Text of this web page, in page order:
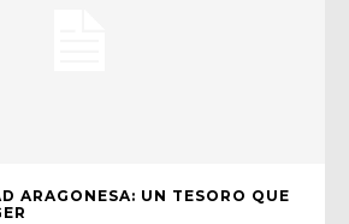
ARAGONESA: UN TESORO QUE